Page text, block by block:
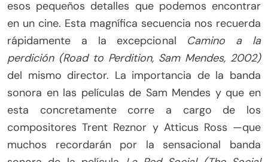
esos pequeños detalles que podemos encontrar
en un cine. Esta magnífica secuencia nos recuerda
rápidamente a la excepcional Camino a la
perdición (Road to Perdition, Sam Mendes, 2002)
del mismo director. La importancia de la banda
sonora en las películas de Sam Mendes y que en
esta concretamente corre a cargo de los
compositores Trent Reznor y Atticus Ross —que
muchos recordarán por la sensacional banda